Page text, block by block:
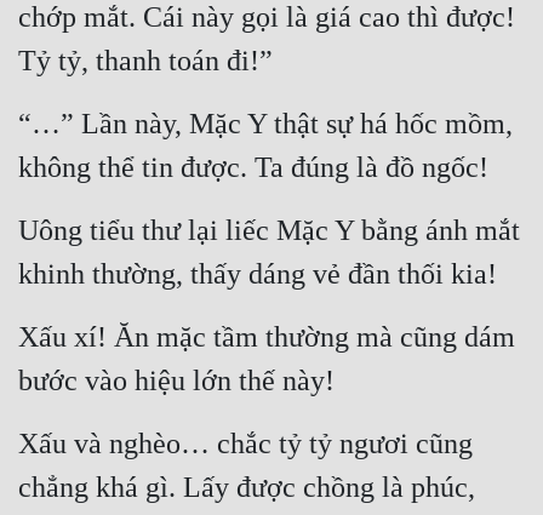
chớp mắt. Cái này gọi là giá cao thì được!
Tỷ tỷ, thanh toán đi!”
“…” Lần này, Mặc Y thật sự há hốc mồm,
không thể tin được. Ta đúng là đồ ngốc!
Uông tiểu thư lại liếc Mặc Y bằng ánh mắt
khinh thường, thấy dáng vẻ đần thối kia!
Xấu xí! Ăn mặc tầm thường mà cũng dám
bước vào hiệu lớn thế này!
Xấu và nghèo… chắc tỷ tỷ ngươi cũng
chẳng khá gì. Lấy được chồng là phúc,